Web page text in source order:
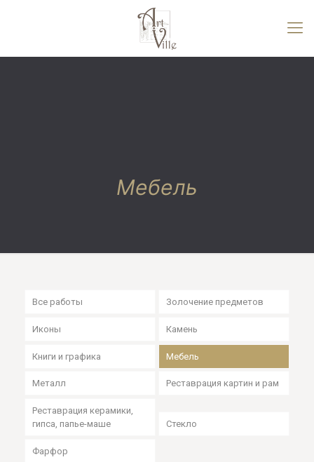
Мебель
Все работы Золочение предметов
Иконы Камень
Книги и графика Мебель
Металл Реставрация картин и рам
Реставрация керамики,
гипса, папье-маше
Стекло
Фарфор